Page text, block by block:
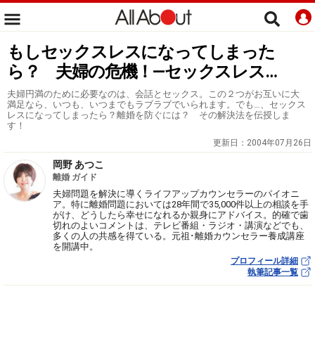
もしセックスレスになってしまった
ら？ 夫婦の危機！―セックスレス…
夫婦円満のために必要なのは、会話とセックス。この２つがお互いに大
満足なら、いつも、いつまでもラブラブでいられます。でも…、セックス
レスになってしまったら？離婚を防ぐには？ その解決法を伝授しま
す！
更新日： 2004年07月26日
岡野 あつこ
離婚 ガイド
夫婦問題を解決に導くライフアップカウンセラーのパイオニ
ア。特に離婚問題においては28年間で35,000件以上の相談を手
がけ、どうしたら幸せになれるか親身にアドバイス。的確で歯
切れのよいコメントは、テレビ番組・ラジオ・講演などでも、
多くの人の共感を得ている。元祖･離婚カウンセラー養成講座
を開講中。
プロフィール詳細
執筆記事一覧